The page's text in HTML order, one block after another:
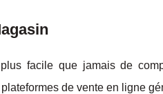
facile que jamais de
de vente en ligne